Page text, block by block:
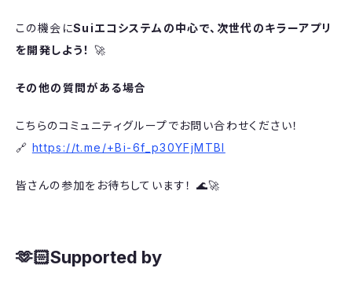
​この機会にSuiエコシステムの中心で、次世代のキラーアプリ
を開発しよう！ 🚀
その他の質問がある場合
​こちらのコミュニティグループでお問い合わせください！
🔗 https://t.me/+Bi-6f_p30YFjMTBl
​皆さんの参加をお待ちしています！ 🌊🚀
​🫶🏻Supported by